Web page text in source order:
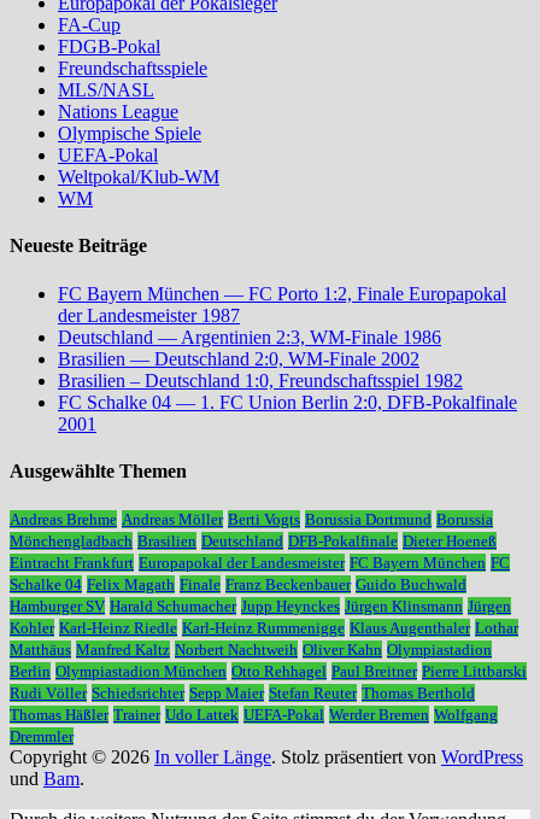
FA-Cup
FDGB-Pokal
Freundschaftsspiele
MLS/NASL
Nations League
Olympische Spiele
UEFA-Pokal
Weltpokal/Klub-WM
WM
Neueste Beiträge
FC Bayern München — FC Porto 1:2, Finale Europapokal
der Landesmeister 1987
Deutschland — Argentinien 2:3, WM-Finale 1986
Brasilien — Deutschland 2:0, WM-Finale 2002
Brasilien – Deutschland 1:0, Freundschaftsspiel 1982
FC Schalke 04 — 1. FC Union Berlin 2:0, DFB-Pokalfinale
2001
Ausgewählte Themen
Andreas Brehme Andreas Möller Berti Vogts Borussia Dortmund Borussia
Mönchengladbach Brasilien Deutschland DFB-Pokalfinale Dieter Hoeneß
Eintracht Frankfurt Europapokal der Landesmeister FC Bayern München FC
Schalke 04 Felix Magath Finale Franz Beckenbauer Guido Buchwald
Hamburger SV Harald Schumacher Jupp Heynckes Jürgen Klinsmann Jürgen
Kohler Karl-Heinz Riedle Karl-Heinz Rummenigge Klaus Augenthaler Lothar
Matthäus Manfred Kaltz Norbert Nachtweih Oliver Kahn Olympiastadion
Berlin Olympiastadion München Otto Rehhagel Paul Breitner Pierre Littbarski
Rudi Völler Schiedsrichter Sepp Maier Stefan Reuter Thomas Berthold
Thomas Häßler Trainer Udo Lattek UEFA-Pokal Werder Bremen Wolfgang
Dremmler
Copyright © 2026 In voller Länge. Stolz präsentiert von WordPress
und Bam.